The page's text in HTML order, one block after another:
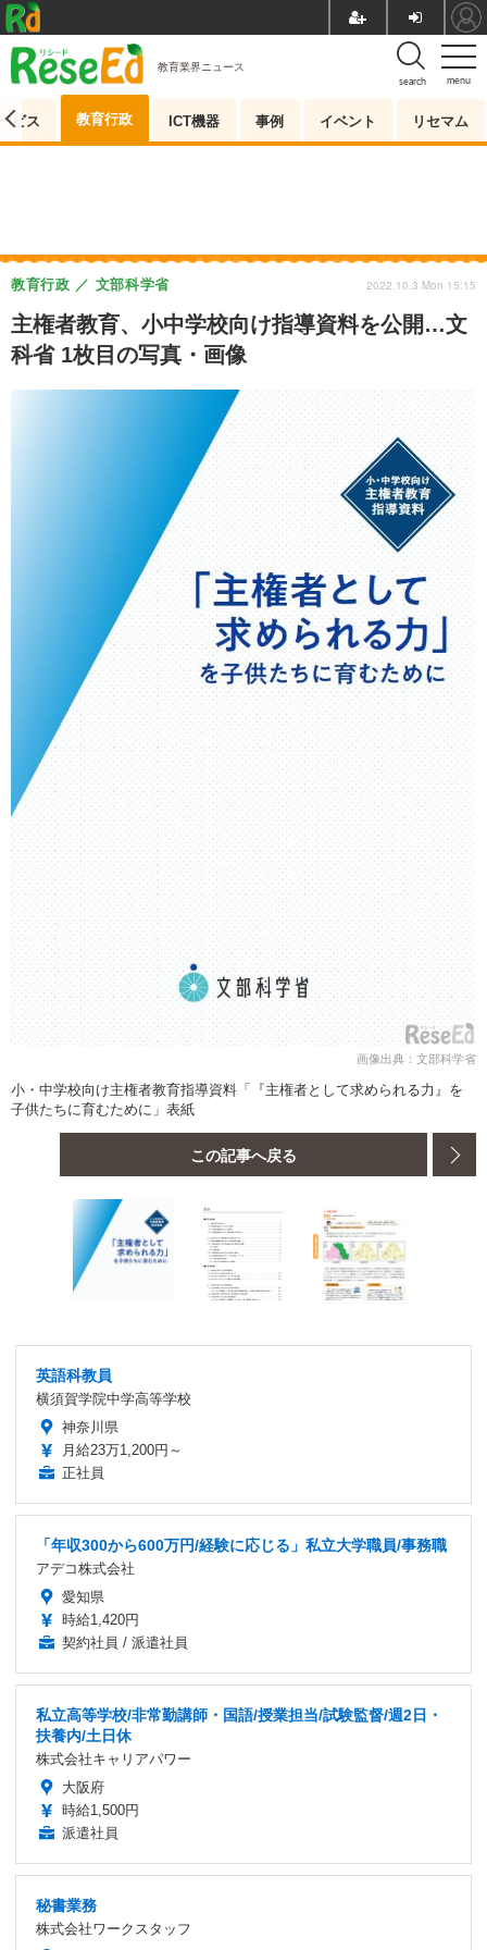
menu
search
教育業界ニュース
ビス 教育行政 ICT機器 事例 イベント リセマム
主権者教育、小中学校向け指導資料を公開…文
科省 1枚目の写真・画像
教育行政 文部科学省 2022.10.3 Mon 15:15
画像出典：文部科学省
小・中学校向け主権者教育指導資料「『主権者として求められる力』を
子供たちに育むために」表紙
この記事へ戻る
英語科教員
横須賀学院中学高等学校
神奈川県
月給23万1,200円～
正社員
「年収300から600万円/経験に応じる」私立大学職員/事務職
アデコ株式会社
愛知県
時給1,420円
契約社員 / 派遣社員
私立高等学校/非常勤講師・国語/授業担当/試験監督/週2日・
扶養内/土日休
株式会社キャリアパワー
大阪府
時給1,500円
派遣社員
秘書業務
株式会社ワークスタッフ